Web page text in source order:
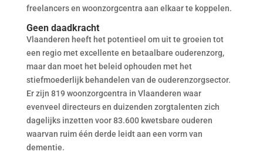
freelancers en woonzorgcentra aan elkaar te koppelen.
Geen daadkracht
Vlaanderen heeft het potentieel om uit te groeien tot
een regio met excellente en betaalbare ouderenzorg,
maar dan moet het beleid ophouden met het
stiefmoederlijk behandelen van de ouderenzorgsector.
Er zijn 819 woonzorgcentra in Vlaanderen waar
evenveel directeurs en duizenden zorgtalenten zich
dagelijks inzetten voor 83.600 kwetsbare ouderen
waarvan ruim één derde leidt aan een vorm van
dementie.